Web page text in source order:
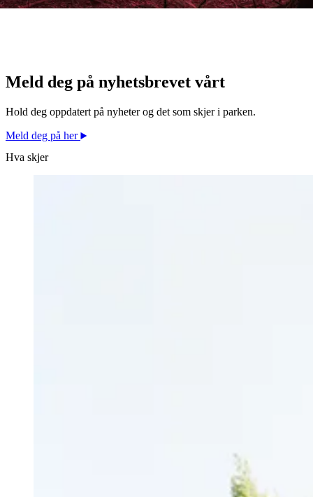
Meld deg på nyhetsbrevet vårt
Hold deg oppdatert på nyheter og det som skjer i parken.
Meld deg på her
Hva skjer